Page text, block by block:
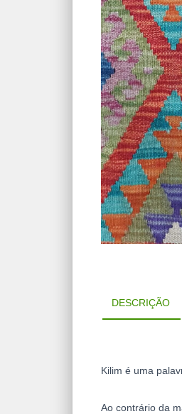
DESCRIÇÃO
Kilim é uma
Ao contrário da